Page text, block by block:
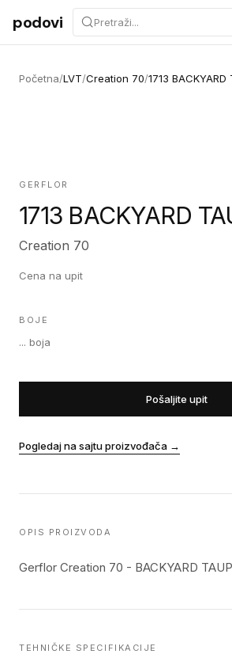
Preskoči na sadržaj
podovi
Početna/LVT/Creation 70/1713 BACKYARD
GERFLOR
1713 BACKYARD
Creation 70
Cena na upit
BOJE
... boja
Pošaljite upit
Pogledaj na sajtu proizvođača →
OPIS PROIZVODA
Gerflor Creation 70 - BACKYARD
TEHNIČKE SPECIFIKACIJE